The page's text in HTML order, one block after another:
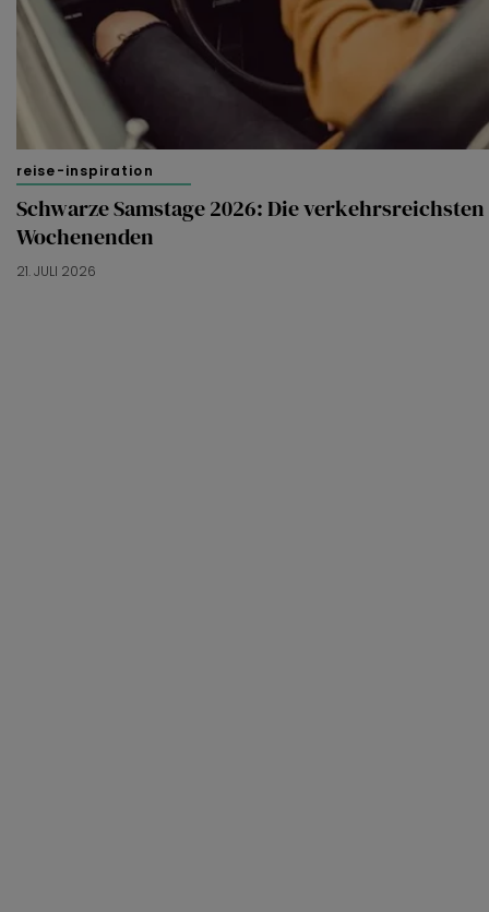
reise-inspiration
Schwarze Samstage 2026: Die verkehrsreichsten
Wochenenden
21. JULI 2026